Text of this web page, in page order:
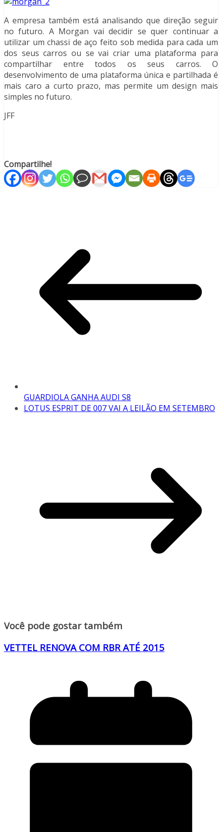
A empresa também está analisando que direção seguir
no futuro. A Morgan vai decidir se quer continuar a
utilizar um chassi de aço feito sob medida para cada um
dos seus carros ou se vai criar uma plataforma para
compartilhar entre todos os seus carros. O
desenvolvimento de uma plataforma única e partilhada é
mais caro a curto prazo, mas permite um design mais
simples no futuro.
JFF
Compartilhe!
GUARDIOLA GANHA AUDI S8
LOTUS ESPRIT DE 007 VAI A LEILÃO EM SETEMBRO
Você pode gostar também
VETTEL RENOVA COM RBR ATÉ 2015